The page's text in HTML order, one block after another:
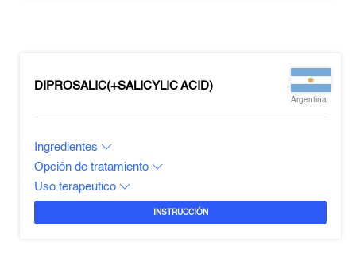
DIPROSALIC(+SALICYLIC ACID)
Argentina
Ingredientes
Opción de tratamiento
Uso terapeutico
INSTRUCCIÓN